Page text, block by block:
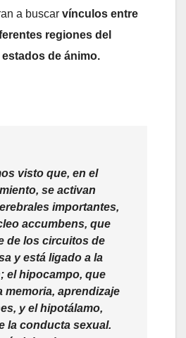
a buscar vínculos entre
regiones del
de ánimo.
visto que, en el
se activan
importantes,
accumbens, que
de los circuitos de
y está ligado a la
el hipocampo, que
memoria, aprendizaje
y el hipotálamo,
la conducta sexual.